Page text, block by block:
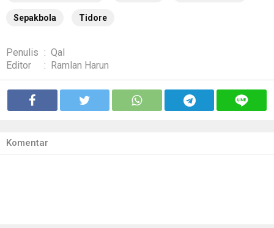
Sepakbola Tidore
Penulis : Qal
Editor
: Ramlan Harun
Komentar